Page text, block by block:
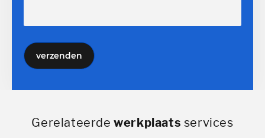
verzenden
Gerelateerdewerkplaats services